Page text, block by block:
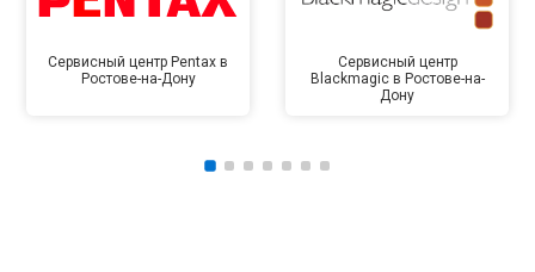
Сервисный центр Pentax в
Ростове-на-Дону
Сервисный центр
Blackmagic в Ростове-на-
Дону